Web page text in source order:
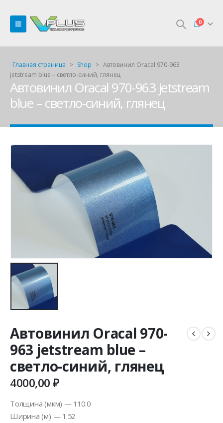
0
Главная страница > Shop > Автовинил Oracal 970-963
jetstream blue – светло-синий, глянец
Автовинил Oracal 970-963 jetstream
blue – светло-синий, глянец
Автовинил Oracal 970-
963 jetstream blue –
светло-синий, глянец
4000,00₽
Толщина (мкм) — 110.0
Ширина (м) — 1.52